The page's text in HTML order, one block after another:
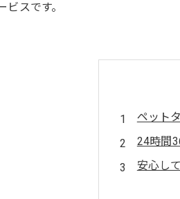
スです。
ペット
24時間
安心し
忙しい